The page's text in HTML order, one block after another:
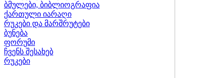
ბმულები, ბიბლიოგრაფია
ქართული იარაღი
რუკები და მარშრუტები
ბუნება
ფორუმი
ჩვენს შესახებ
რუკები